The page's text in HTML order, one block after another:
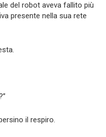
del robot aveva fallito più
presente nella sua rete
il respiro.